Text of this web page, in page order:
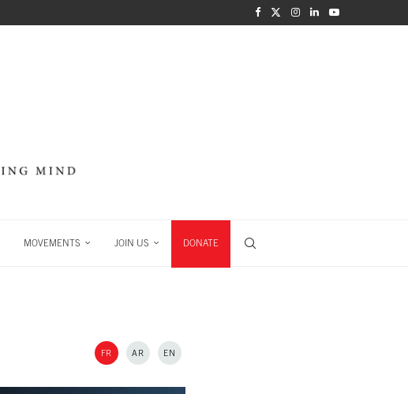
MOVEMENTS JOIN US DONATE
FR AR
EN